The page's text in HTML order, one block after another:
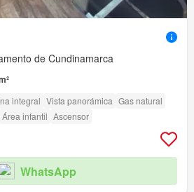
de Cundinamarca
integral Vista panorámica Gas natural
Área infantil Ascensor
WhatsApp